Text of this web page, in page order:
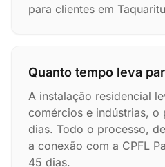
para clientes em
Quanto tempo leva
A instalação residencial
comércios e indústrias, o
dias. Todo o processo,
a conexão com a CPFL
45 dias.